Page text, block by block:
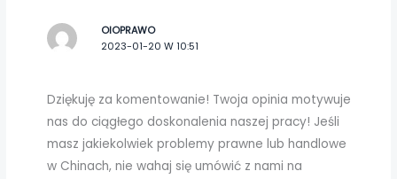
OIOPRAWO
2023-01-20 W 10:51
Dziękuję za komentowanie! Twoja opinia motywuje
nas do ciągłego doskonalenia naszej pracy! Jeśli
masz jakiekolwiek problemy prawne lub handlowe
w Chinach, nie wahaj się umówić z nami na